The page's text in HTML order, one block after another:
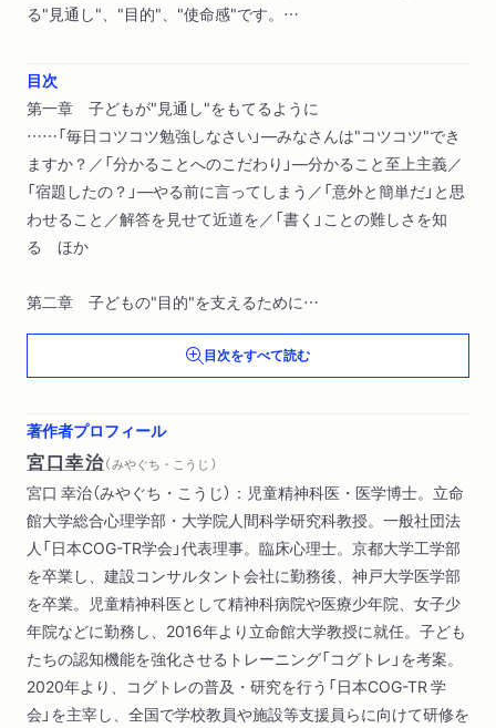
る"見通し"、"目的"、"使命感"です。…
目次
第一章 子どもが"見通し"をもてるように
……「毎日コツコツ勉強しなさい」―みなさんは"コツコツ"でき
ますか？／「分かることへのこだわり」―分かること至上主義／
「宿題したの？」―やる前に言ってしまう／「意外と簡単だ」と思
わせること／解答を見せて近道を／「書く」ことの難しさを知
る ほか
第二章 子どもの"目的"を支えるために
……勉強嫌いなのは、勉強が苦手だからではない／黒板の文字
が写せない、漢字が覚えられないと駄目？／ミス・失敗をどう
考えるか？／記憶が苦手な子には？／「家ではいい子」は「学校
い／教育環境の変化を理解する ほか
第三章 やる気を"使命感"に繋げるために
……子どもたちの"やる気"と言う前に、考えたいこと／孤独に
させない／何のために勉強するかに答えられるか／学歴のた
め？ 稼ぐ力のため？／みんながするから？／学びの本質が"使
命感"に繋がる／不幸な状況から抜け出すために／大人の学びが
子どもの学びに繋がる／人から必要とされ社会と繋がるため
に ほか
目次をすべて読む
著作者プロフィール
宮口幸治（ みやぐち・こうじ ）
宮口 幸治（みやぐち・こうじ）：児童精神科医・医学博士。立命
館大学総合心理学部・大学院人間科学研究科教授。一般社団法
人「日本COG-TR学会」代表理事。臨床心理士。京都大学工学部
を卒業し、建設コンサルタント会社に勤務後、神戸大学医学部
を卒業。児童精神科医として精神科病院や医療少年院、女子少
年院などに勤務し、2016年より立命館大学教授に就任。子ども
たちの認知機能を強化させるトレーニング「コグトレ」を考案。
2020年より、コグトレの普及・研究を行う「日本COG-TR 学
会」を主宰し、全国で学校教員や施設等支援員らに向けて研修を